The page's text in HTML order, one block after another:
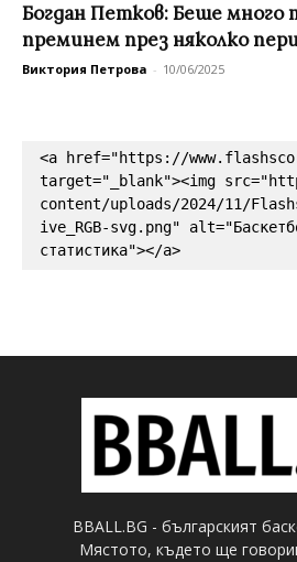
Богдан Петков: Беше много
преминем през няколко
Виктория Петрова - 10/06/2025
<a href="https://
target="_blank"><img
content/uploads/2024/11/
ive_RGB-svg.png"
статистика"></a>
BBALL.BG - българският
Мястото, където ще